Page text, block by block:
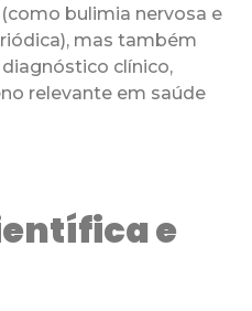
bulimia nervosa e
mas também
clínico,
relevante em saúde
e